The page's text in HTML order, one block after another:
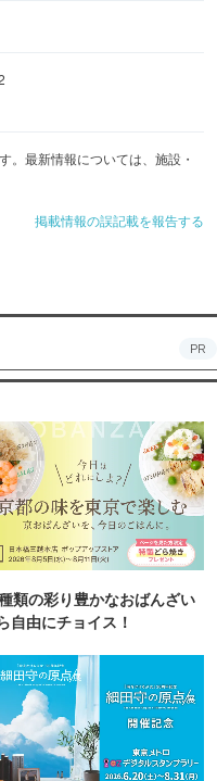
。最新情報については、施設・
掲載情報の誤記載を報告する
PR
類の彩り豊かなおばんざい
自由にチョイス！